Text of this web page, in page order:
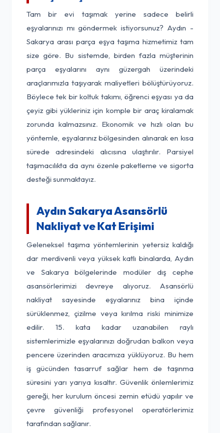
Tam bir evi taşımak yerine sadece belirli
eşyalarınızı mı göndermek istiyorsunuz? Aydın -
Sakarya arası parça eşya taşıma hizmetimiz tam
size göre. Bu sistemde, birden fazla müşterinin
parça eşyalarını aynı güzergah üzerindeki
araçlarımızla taşıyarak maliyetleri bölüştürüyoruz.
Böylece tek bir koltuk takımı, öğrenci eşyası ya da
çeyiz gibi yükleriniz için komple bir araç kiralamak
zorunda kalmazsınız. Ekonomik ve hızlı olan bu
yöntemle, eşyalarınız bölgesinden alınarak en kısa
sürede adresindeki alıcısına ulaştırılır. Parsiyel
taşımacılıkta da aynı özenle paketleme ve sigorta
desteği sunmaktayız.
Aydın Sakarya Asansörlü
Nakliyat ve Kat Erişimi
Geleneksel taşıma yöntemlerinin yetersiz kaldığı
dar merdivenli veya yüksek katlı binalarda, Aydın
ve Sakarya bölgelerinde modüler dış cephe
asansörlerimizi devreye alıyoruz. Asansörlü
nakliyat sayesinde eşyalarınız bina içinde
sürüklenmez, çizilme veya kırılma riski minimize
edilir. 15. kata kadar uzanabilen raylı
sistemlerimizle eşyalarınızı doğrudan balkon veya
pencere üzerinden aracımıza yüklüyoruz. Bu hem
iş gücünden tasarruf sağlar hem de taşınma
süresini yarı yarıya kısaltır. Güvenlik önlemlerimiz
gereği, her kurulum öncesi zemin etüdü yapılır ve
çevre güvenliği profesyonel operatörlerimiz
tarafından sağlanır.